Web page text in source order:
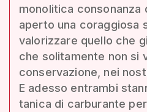
monolitica consonanza
aperto una coraggiosa
valorizzare quello che
che solitamente non si
conservazione, nei
E adesso entrambi
tanica di carburante